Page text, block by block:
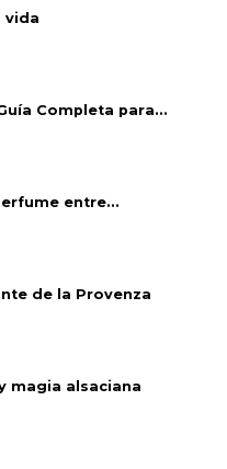
vida
Completa para...
entre...
de la Provenza
magia alsaciana